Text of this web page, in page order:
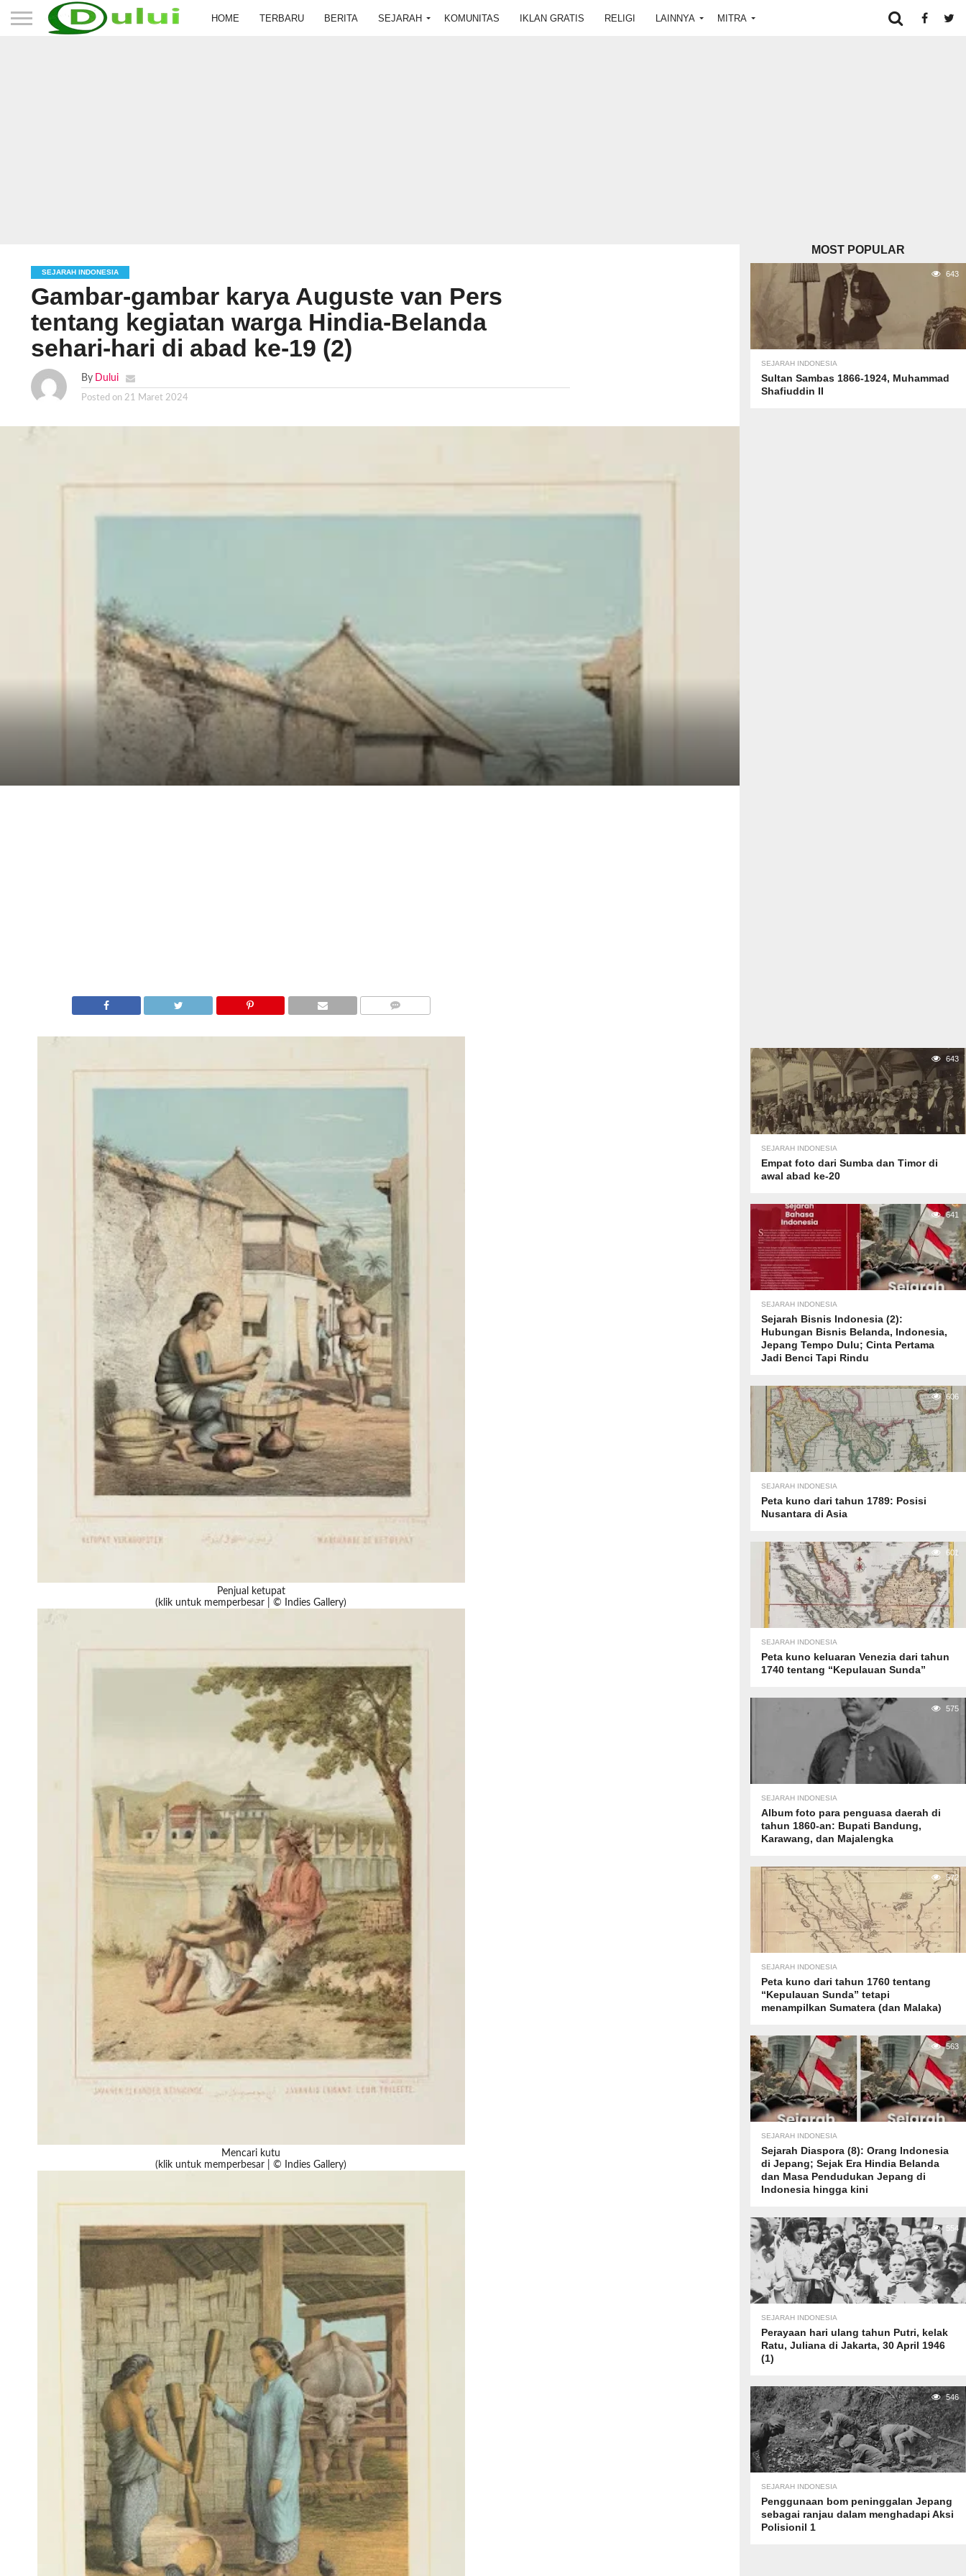
HOME TERBARU BERITA SEJARAH KOMUNITAS IKLAN GRATIS RELIGI LAINNYA MITRA
SEJARAH INDONESIA
Gambar-gambar karya Auguste van Pers
tentang kegiatan warga Hindia-Belanda
sehari-hari di abad ke-19 (2)
By Dului
Posted on 21 Maret 2024
Penjual ketupat
(klik untuk memperbesar | © Indies Gallery)
Mencari kutu
(klik untuk memperbesar | © Indies Gallery)
MOST POPULAR
643
SEJARAH INDONESIA
Sultan Sambas 1866-1924, Muhammad
Shafiuddin II
643
SEJARAH INDONESIA
Empat foto dari Sumba dan Timor di
awal abad ke-20
641
SEJARAH INDONESIA
Sejarah Bisnis Indonesia (2):
Hubungan Bisnis Belanda, Indonesia,
Jepang Tempo Dulu; Cinta Pertama
Jadi Benci Tapi Rindu
606
SEJARAH INDONESIA
Peta kuno dari tahun 1789: Posisi
Nusantara di Asia
601
SEJARAH INDONESIA
Peta kuno keluaran Venezia dari tahun
1740 tentang “Kepulauan Sunda”
575
SEJARAH INDONESIA
Album foto para penguasa daerah di
tahun 1860-an: Bupati Bandung,
Karawang, dan Majalengka
572
SEJARAH INDONESIA
Peta kuno dari tahun 1760 tentang
“Kepulauan Sunda” tetapi
menampilkan Sumatera (dan Malaka)
563
SEJARAH INDONESIA
Sejarah Diaspora (8): Orang Indonesia
di Jepang; Sejak Era Hindia Belanda
dan Masa Pendudukan Jepang di
Indonesia hingga kini
554
SEJARAH INDONESIA
Perayaan hari ulang tahun Putri, kelak
Ratu, Juliana di Jakarta, 30 April 1946
(1)
546
SEJARAH INDONESIA
Penggunaan bom peninggalan Jepang
sebagai ranjau dalam menghadapi Aksi
Polisionil 1